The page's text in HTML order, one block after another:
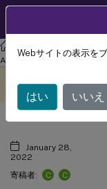
リナックス バーチ
Agent 2107
翻訳されています。
解決された
January 28,
2022
寄稿者:
C C
Webサイトの表示を
はい いいえ